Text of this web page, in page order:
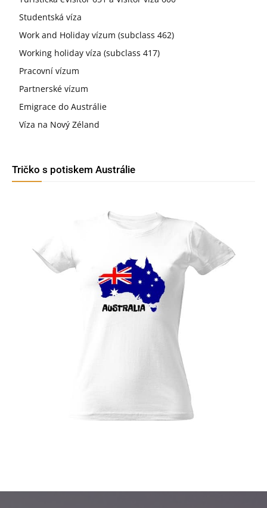
Studentská víza
Work and Holiday vízum (subclass 462)
Working holiday víza (subclass 417)
Pracovní vízum
Partnerské vízum
Emigrace do Austrálie
Víza na Nový Zéland
Tričko s potiskem Austrálie